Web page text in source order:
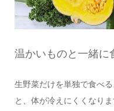
温かいものと一緒に
生野菜だけを単独で食べ
と、体が冷えにくくなり